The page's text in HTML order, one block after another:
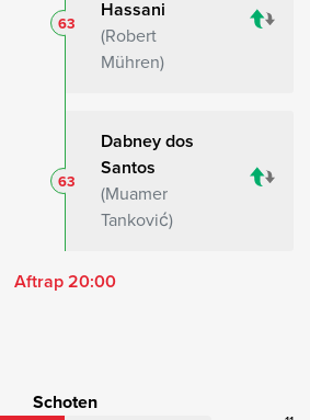
Hassani
Robert
Mühren
63
Dabney dos
Santos
Muamer
Tanković
63
Aftrap 20:00
Schoten